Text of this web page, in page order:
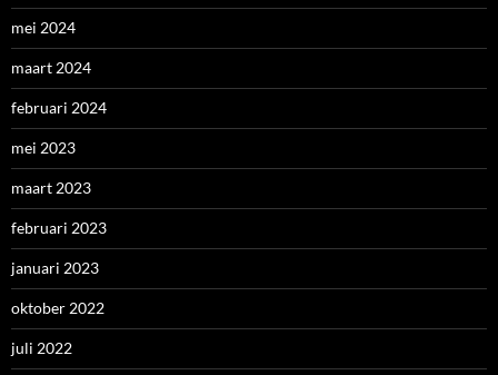
mei 2024
maart 2024
februari 2024
mei 2023
maart 2023
februari 2023
januari 2023
oktober 2022
juli 2022